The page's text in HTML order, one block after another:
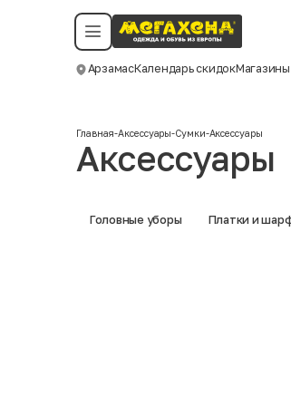
АрзамасКалендарь скидокМагазины
Политика конфиденциальности
©️ Мегахенд 2026. Все права защищены.
Смотреть все даты
Главная-Аксессуары-Сумки-Аксессуары
Аксессуары
Головные уборы Платки и
Москва